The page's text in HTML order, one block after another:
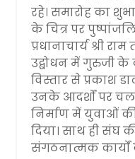
रहे। समारोह का
के चित्र पर
प्रधानाचार्य श्री
उद्बोधन में गुरुजी के
विस्तार से प्रकाश
उनके आदर्शों पर
निर्माण में युवाओं
दिया। साथ ही संघ
संगठनात्मक कार्यों